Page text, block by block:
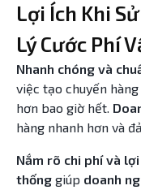
Lợi Ích Khi
Lý Cước Phí
Nhanh chóng và
việc tạo chuyến
hơn bao giờ hết.
hàng nhanh hơn và
Nắm rõ chi phí và
thống giúp doanh